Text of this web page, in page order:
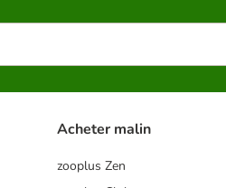
Acheter malin
zooplus Zen